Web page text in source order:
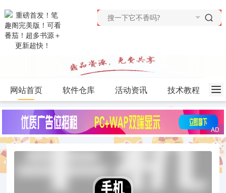
网站首页 软件仓库 活动资讯 技术教程